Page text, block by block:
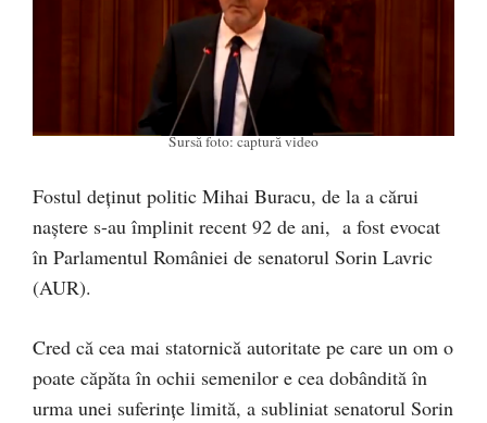
Sursă foto: captură video
Fostul deținut politic Mihai Buracu, de la a cărui
naștere s-au împlinit recent 92 de ani, a fost evocat
în Parlamentul României de senatorul Sorin Lavric
(AUR).
Cred că cea mai statornică autoritate pe care un om o
poate căpăta în ochii semenilor e cea dobândită în
urma unei suferințe limită, a subliniat senatorul Sorin